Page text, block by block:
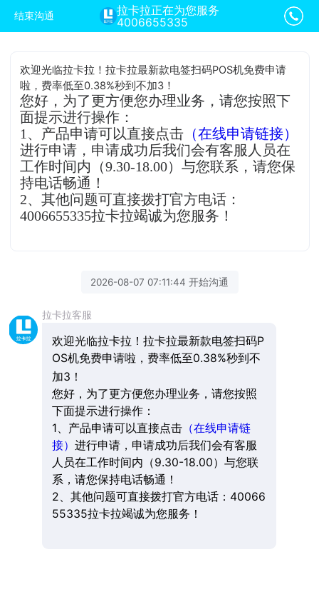
结束沟通
拉卡拉正在为您服务
4006655335
欢迎光临拉卡拉！拉卡拉最新款电签扫码POS机免费申请
啦，费率低至0.38%秒到不加3！
您好，为了更方便您办理业务，请您按照下
面提示进行操作：
1、产品申请可以直接点击 （在线申请链接）
进行申请，申请成功后我们会有客服人员在
工作时间内（9.30-18.00）与您联系，请您保
持电话畅通！
2、其他问题可直接拨打官方电话：
4006655335拉卡拉竭诚为您服务！
2026-08-07 07:11:44 开始沟通
拉卡拉客服
欢迎光临拉卡拉！拉卡拉最新款电签扫码P
OS机免费申请啦，费率低至0.38%秒到不
加3！
您好，为了更方便您办理业务，请您按照
下面提示进行操作：
1、产品申请可以直接点击（在线申请链
接） 进行申请，申请成功后我们会有客服
人员在工作时间内（9.30-18.00）与您联
系，请您保持电话畅通！
2、其他问题可直接拨打官方电话：40066
55335拉卡拉竭诚为您服务！